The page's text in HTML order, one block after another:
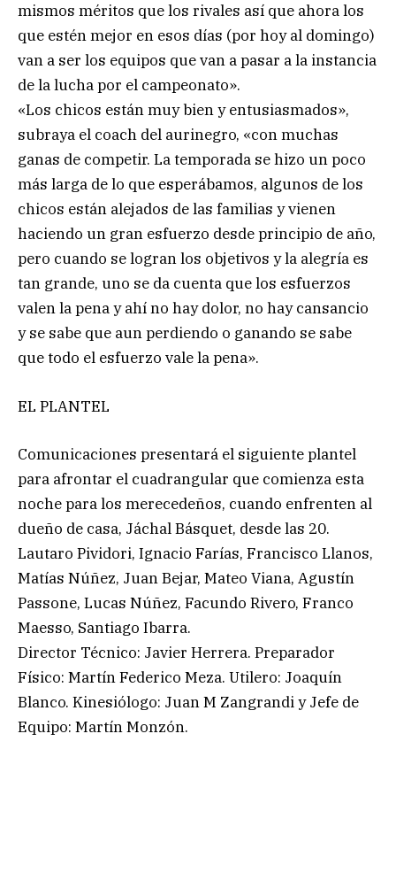
mismos méritos que los rivales así que ahora los
que estén mejor en esos días (por hoy al domingo)
van a ser los equipos que van a pasar a la instancia
de la lucha por el campeonato».
«Los chicos están muy bien y entusiasmados»,
subraya el coach del aurinegro, «con muchas
ganas de competir. La temporada se hizo un poco
más larga de lo que esperábamos, algunos de los
chicos están alejados de las familias y vienen
haciendo un gran esfuerzo desde principio de año,
pero cuando se logran los objetivos y la alegría es
tan grande, uno se da cuenta que los esfuerzos
valen la pena y ahí no hay dolor, no hay cansancio
y se sabe que aun perdiendo o ganando se sabe
que todo el esfuerzo vale la pena».
EL PLANTEL
Comunicaciones presentará el siguiente plantel
para afrontar el cuadrangular que comienza esta
noche para los merecedeños, cuando enfrenten al
dueño de casa, Jáchal Básquet, desde las 20.
Lautaro Pividori, Ignacio Farías, Francisco Llanos,
Matías Núñez, Juan Bejar, Mateo Viana, Agustín
Passone, Lucas Núñez, Facundo Rivero, Franco
Maesso, Santiago Ibarra.
Director Técnico: Javier Herrera. Preparador
Físico: Martín Federico Meza. Utilero: Joaquín
Blanco. Kinesiólogo: Juan M Zangrandi y Jefe de
Equipo: Martín Monzón.